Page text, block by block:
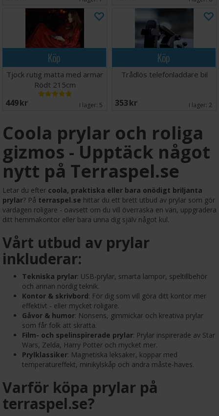
Köp
Tjock rutig matta med armar
Rödt 215cm
449 SEK I lager: 5
Köp
Trådlös telefonladdare bil
353 SEK I lager: 2
Coola prylar och roliga
gizmos - Upptäck något
nytt på Terraspel.se
Letar du efter coola, praktiska eller bara onödigt briljanta
prylar? På terraspel.se hittar du ett brett utbud av prylar som gör
vardagen roligare - oavsett om du vill överraska en vän, uppgradera
ditt hemmakontor eller bara unna dig själv något kul.
Vårt utbud av prylar
inkluderar:
Tekniska prylar: USB-prylar, smarta lampor, speltillbehör
och annan nördig teknik.
Kontor & skrivbord: För dig som vill göra ditt kontor mer
effektivt - eller mycket roligare.
Gåvor & humor: Nonsens, gimmickar och kreativa prylar
som får folk att skratta.
Film- och spelinspirerade prylar: Prylar inspirerade av Star
Wars, Zelda, Harry Potter och mycket mer.
Prylklassiker: Magnetiska leksaker, koppar med
temperatureffekt, minikylskåp och andra måste-haves.
Varför köpa prylar på
terraspel.se?